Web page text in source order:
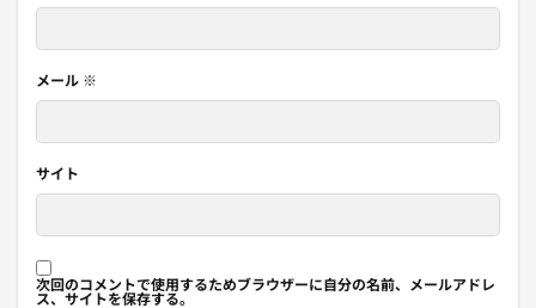
メール ※
サイト
次回のコメントで使用するためブラウザーに自分の名前、メールアドレ
ス、サイトを保存する。